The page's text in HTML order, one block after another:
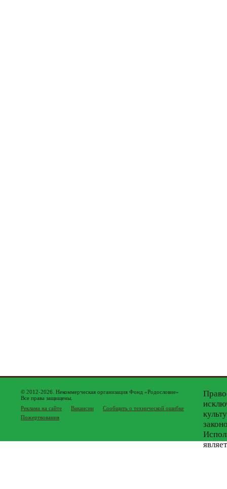
© 2012-2026. Некоммерческая организация Фонд «Родословие»
Все права защищены.
Реклама на сайте
Вакансии
Сообщить о технической ошибке
Пожертвования